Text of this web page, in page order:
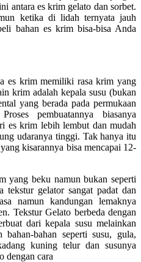
antara es krim gelato dan sorbet.
ketika di lidah ternyata jauh
bahan es krim bisa-bisa Anda
es krim memiliki rasa krim yang
krim adalah kepala susu (bukan
yang berada pada permukaan
pembuatannya biasanya
es krim lebih lembut dan mudah
udaranya tinggi. Tak hanya itu
kisarannya bisa mencapai 12-
yang beku namun bukan seperti
gelator sangat padat dan
namun kandungan lemaknya
Tekstur Gelato berbeda dengan
dari kepala susu melainkan
bahan seperti susu, gula,
kuning telur dan susunya
dengan cara